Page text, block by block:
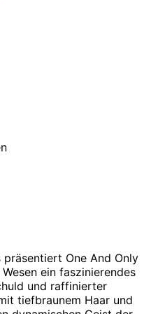
präsentiert One And Only
ein faszinierendes
und raffinierter
tiefbraunem Haar und